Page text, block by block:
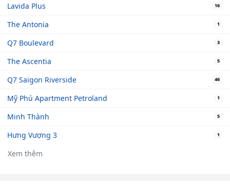
Lavida Plus 16
The Antonia 1
Q7 Boulevard 3
The Ascentia 5
Q7 Saigon Riverside 46
Mỹ Phú Apartment Petroland 1
Minh Thành 5
Hưng Vượng 3 1
Xem thêm